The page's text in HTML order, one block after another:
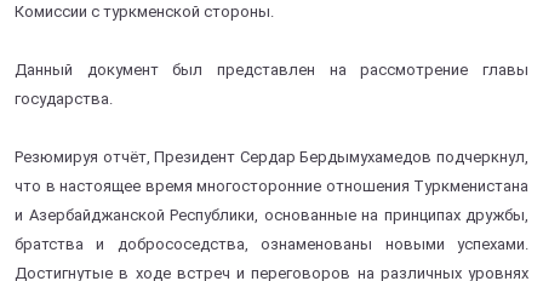
Комиссии с туркменской стороны.
Данный документ был представлен на рассмотрение главы
государства.
Резюмируя отчёт, Президент Сердар Бердымухамедов подчеркнул,
что в настоящее время многосторонние отношения Туркменистана
и Азербайджанской Республики, основанные на принципах дружбы,
братства и добрососедства, ознаменованы новыми успехами.
Достигнутые в ходе встреч и переговоров на различных уровнях